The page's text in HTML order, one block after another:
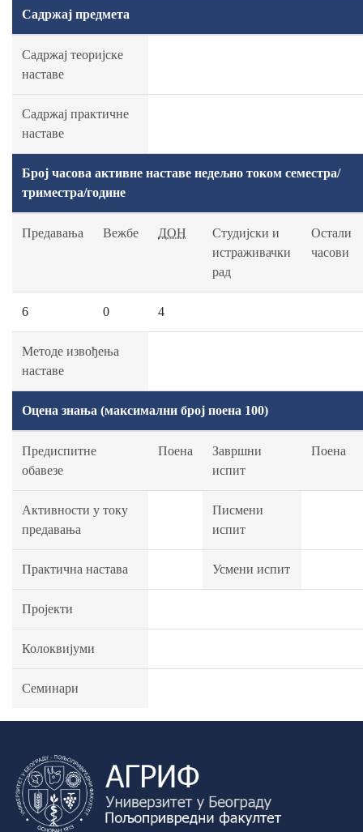
Садржај предмета
Садржај теоријске
наставе
Садржај практичне
наставе
Број часова активне наставе недељно током семестра/
триместра/године
Предавања Вежбе ДОН
Студијски и
истраживачки
рад
Остали
часови
6 0 4
Методе извођења
наставе
Оцена знања (максимални број поена 100)
Предиспитне
обавезе
Поена
Завршни
испит
Поена
Активности у току
предавања
Писмени
испит
Практична настава Усмени испит
Пројекти
Колоквијуми
Семинари